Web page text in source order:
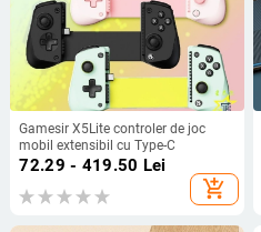
Gamesir X5Lite controler de joc
mobil extensibil cu Type-C
72.29 - 419.50 Lei
add_shopping_cart